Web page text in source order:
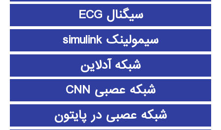
سیگنال ECG
سیمولینک simulink
شبکه آدلاین
شبکه عصبی CNN
شبکه عصبی در پایتون